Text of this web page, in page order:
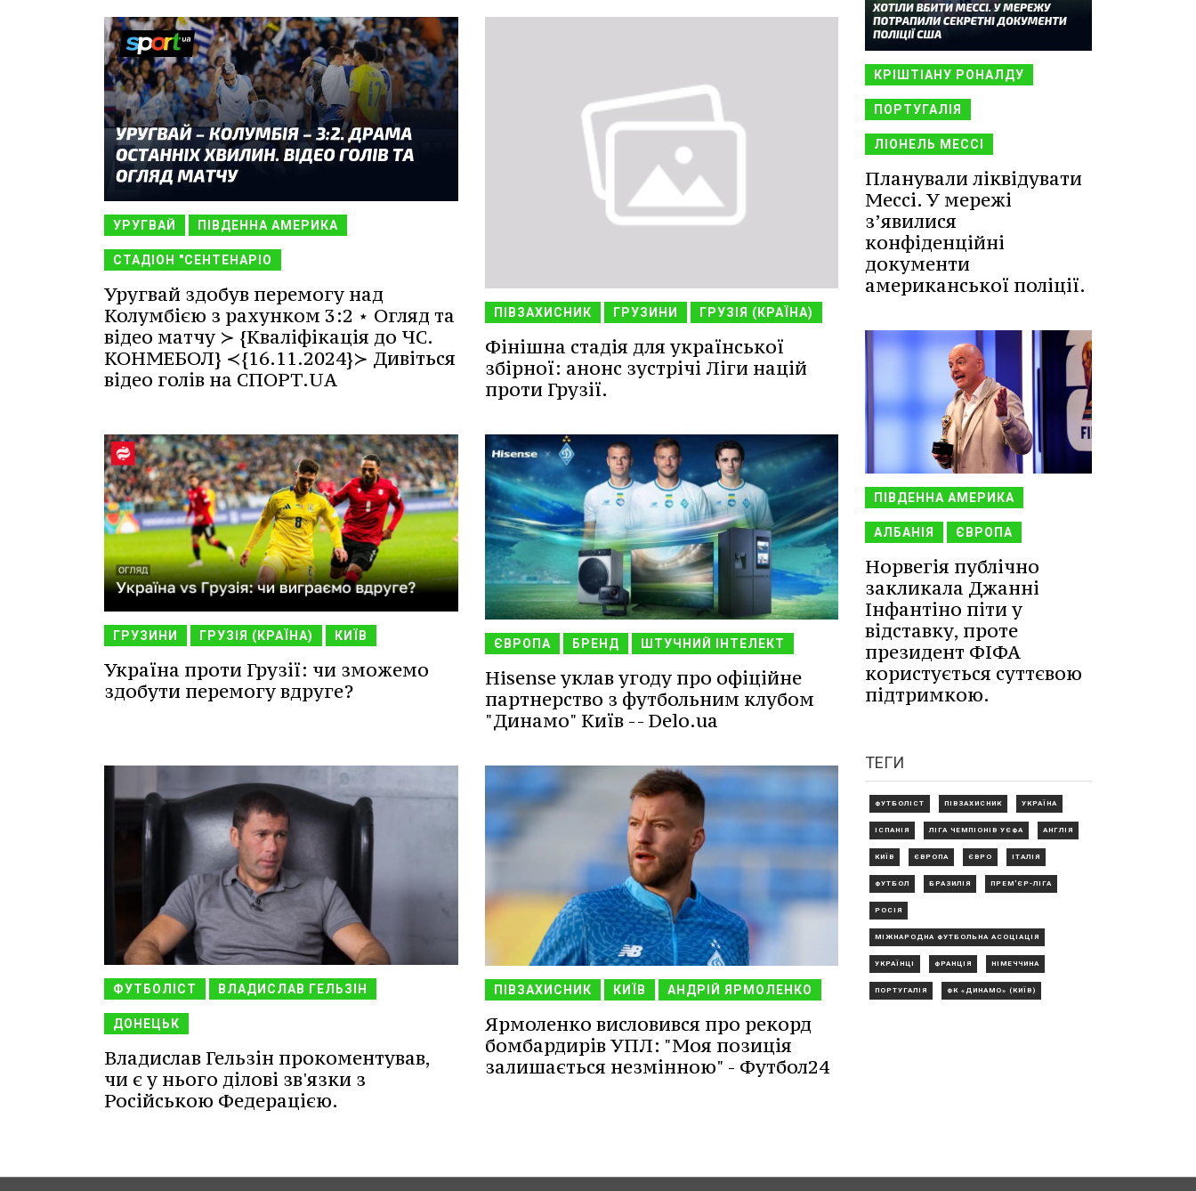
УРУГВАЙ ПІВДЕННА АМЕРИКА
СТАДІОН "СЕНТЕНАРІО
Уругвай здобув перемогу над
Колумбією з рахунком 3:2 ⋆ Огляд та
відео матчу ≻ {Кваліфікація до ЧС.
КОНМЕБОЛ} ≺{16.11.2024}≻ Дивіться
відео голів на СПОРТ.UA
ПІВЗАХИСНИК ГРУЗИНИ ГРУЗІЯ (КРАЇНА)
Фінішна стадія для української
збірної: анонс зустрічі Ліги націй
проти Грузії.
ГРУЗИНИ ГРУЗІЯ (КРАЇНА) КИЇВ
Україна проти Грузії: чи зможемо
здобути перемогу вдруге?
ЄВРОПА БРЕНД ШТУЧНИЙ ІНТЕЛЕКТ
Hisense уклав угоду про офіційне
партнерство з футбольним клубом
"Динамо" Київ -- Delo.ua
ФУТБОЛІСТ ВЛАДИСЛАВ ГЕЛЬЗІН
ДОНЕЦЬК
Владислав Гельзін прокоментував,
чи є у нього ділові зв'язки з
Російською Федерацією.
ПІВЗАХИСНИК КИЇВ АНДРІЙ ЯРМОЛЕНКО
Ярмоленко висловився про рекорд
бомбардирів УПЛ: "Моя позиція
залишається незмінною" - Футбол24
КРІШТІАНУ РОНАЛДУ
ПОРТУГАЛІЯ
ЛІОНЕЛЬ МЕССІ
Планували ліквідувати
Мессі. У мережі
з’явилися
конфіденційні
документи
американської поліції.
ПІВДЕННА АМЕРИКА
АЛБАНІЯ ЄВРОПА
Норвегія публічно
закликала Джанні
Інфантіно піти у
відставку, проте
президент ФІФА
користується суттєвою
підтримкою.
ТЕГИ
ФУТБОЛІСТ ПІВЗАХИСНИК УКРАЇНА
ІСПАНІЯ ЛІГА ЧЕМПІОНІВ УЄФА АНГЛІЯ
КИЇВ ЄВРОПА ЄВРО ІТАЛІЯ
ФУТБОЛ БРАЗИЛІЯ ПРЕМ'ЄР-ЛІГА
РОСІЯ
МІЖНАРОДНА ФУТБОЛЬНА АСОЦІАЦІЯ
УКРАЇНЦІ ФРАНЦІЯ НІМЕЧЧИНА
ПОРТУГАЛІЯ ФК «ДИНАМО» (КИЇВ)